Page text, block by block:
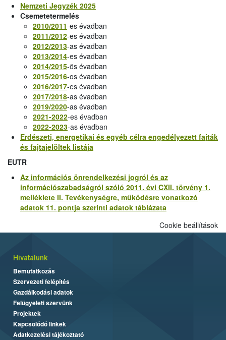
Nemzeti Jegyzék 2025
Csemetetermelés
2010/2011-es évadban
2011/2012-es évadban
2012/2013-as évadban
2013/2014-es évadban
2014/2015-ös évadban
2015/2016-os évadban
2016/2017-es évadban
2017/2018-as évadban
2019/2020-as évadban
2021-2022-es évadban
2022-2023-as évadban
Erdészeti, energetikai és egyéb célra engedélyezett fajták
és fajtajelöltek listája
EUTR
Az információs önrendelkezési jogról és az
információszabadságról szóló 2011. évi CXII. törvény 1.
melléklete II. Tevékenységre, működésre vonatkozó
adatok 11. pontja szerinti adatok táblázata
Cookie beállítások
Hivatalunk
Bemutatkozás
Szervezeti felépítés
Gazdálkodási adatok
Felügyeleti szervünk
Projektek
Kapcsolódó linkek
Adatkezelési tájékoztató